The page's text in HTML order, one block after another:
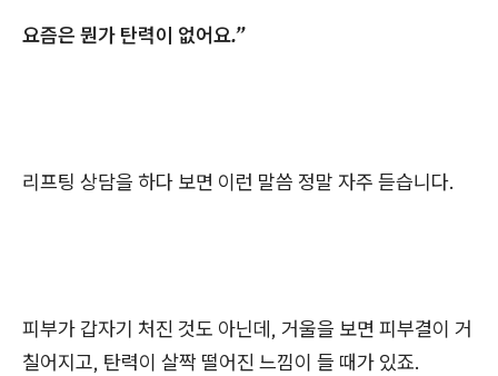
요즘은 뭔가 탄력이 없어요.”
리프팅 상담을 하다 보면 이런 말씀 정말 자주 듣습니다.
피부가 갑자기 처진 것도 아닌데, 거울을 보면 피부결이 거
칠어지고, 탄력이 살짝 떨어진 느낌이 들 때가 있죠.